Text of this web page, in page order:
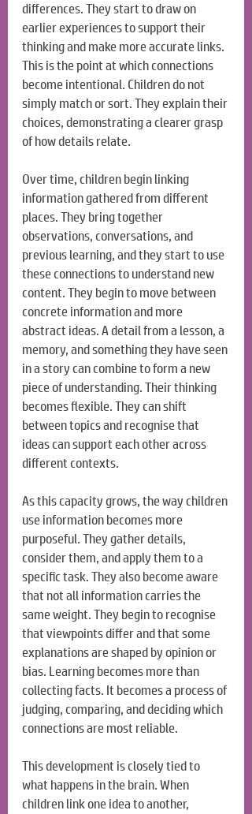
differences. They start to draw on
earlier experiences to support their
thinking and make more accurate links.
This is the point at which connections
become intentional. Children do not
simply match or sort. They explain their
choices, demonstrating a clearer grasp
of how details relate.
Over time, children begin linking
information gathered from different
places. They bring together
observations, conversations, and
previous learning, and they start to use
these connections to understand new
content. They begin to move between
concrete information and more
abstract ideas. A detail from a lesson, a
memory, and something they have seen
in a story can combine to form a new
piece of understanding. Their thinking
becomes flexible. They can shift
between topics and recognise that
ideas can support each other across
different contexts.
As this capacity grows, the way children
use information becomes more
purposeful. They gather details,
consider them, and apply them to a
specific task. They also become aware
that not all information carries the
same weight. They begin to recognise
that viewpoints differ and that some
explanations are shaped by opinion or
bias. Learning becomes more than
collecting facts. It becomes a process of
judging, comparing, and deciding which
connections are most reliable.
This development is closely tied to
what happens in the brain. When
children link one idea to another,